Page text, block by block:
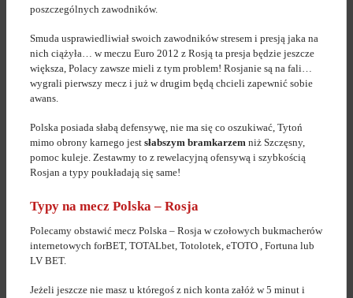
poszczególnych zawodników.
Smuda usprawiedliwiał swoich zawodników stresem i presją jaka na
nich ciążyła… w meczu Euro 2012 z Rosją ta presja będzie jeszcze
większa, Polacy zawsze mieli z tym problem! Rosjanie są na fali…
wygrali pierwszy mecz i już w drugim będą chcieli zapewnić sobie
awans.
Polska posiada słabą defensywę, nie ma się co oszukiwać, Tytoń
mimo obrony karnego jest słabszym bramkarzem niż Szczęsny,
pomoc kuleje. Zestawmy to z rewelacyjną ofensywą i szybkością
Rosjan a typy poukładają się same!
Typy na mecz Polska – Rosja
Polecamy obstawić mecz Polska – Rosja w czołowych bukmacherów
internetowych forBET, TOTALbet, Totolotek, eTOTO , Fortuna lub
LV BET.
Jeżeli jeszcze nie masz u któregoś z nich konta załóż w 5 minut i